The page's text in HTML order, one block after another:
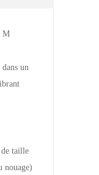
M
un
taille
nouage)